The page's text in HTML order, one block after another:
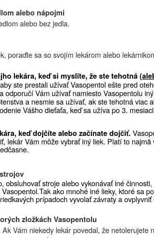
alebo nápojmi
alebo bez jedla.
poraďte sa so svojím lekárom alebo
lekára, keď si myslíte, že ste tehotná (
ste prestali užívať Vasopentol ešte pred
odporučí Vám užívať namiesto Vasopentolu
a nesmie sa užívať, ak ste tehotná viac
Vášho dieťaťa, keď sa užíva po 3.
keď dojčíte alebo začínate dojčiť.
lekár Vám môže vybrať iný liek. Platí to
obsluhovať stroje alebo vykonávať iné
Tak ako mnohé iné lieky, ktoré sa
prípadoch vyvolať závraty a ovplyvniť
zložkách Vasopentolu
Vám niekedy lekár povedal, že netolerujete